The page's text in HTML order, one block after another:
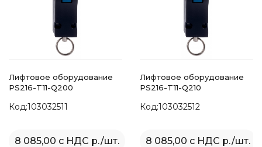
Лифтовое оборудование
PS216-T11-Q200
Код:103032511
8 085,00 с НДС р./шт.
Лифтовое оборудование
PS216-T11-Q210
Код:103032512
8 085,00 с НДС р./шт.